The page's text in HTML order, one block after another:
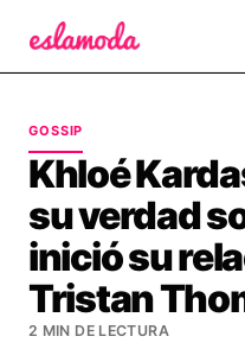
GOSSIP
Khloé
su verdad
inició su
Tristan
2 MIN DE LECTURA